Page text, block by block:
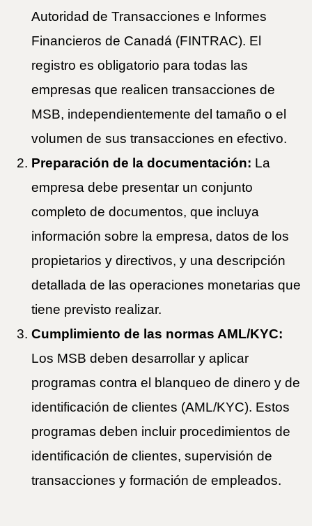
Autoridad de Transacciones e Informes
Financieros de Canadá (FINTRAC). El
registro es obligatorio para todas las
empresas que realicen transacciones de
MSB, independientemente del tamaño o el
volumen de sus transacciones en efectivo.
Preparación de la documentación: La
empresa debe presentar un conjunto
completo de documentos, que incluya
información sobre la empresa, datos de los
propietarios y directivos, y una descripción
detallada de las operaciones monetarias que
tiene previsto realizar.
Cumplimiento de las normas AML/KYC:
Los MSB deben desarrollar y aplicar
programas contra el blanqueo de dinero y de
identificación de clientes (AML/KYC). Estos
programas deben incluir procedimientos de
identificación de clientes, supervisión de
transacciones y formación de empleados.